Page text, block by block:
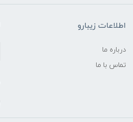
اطلاعات زیبارو
درباره ما
تماس با ما